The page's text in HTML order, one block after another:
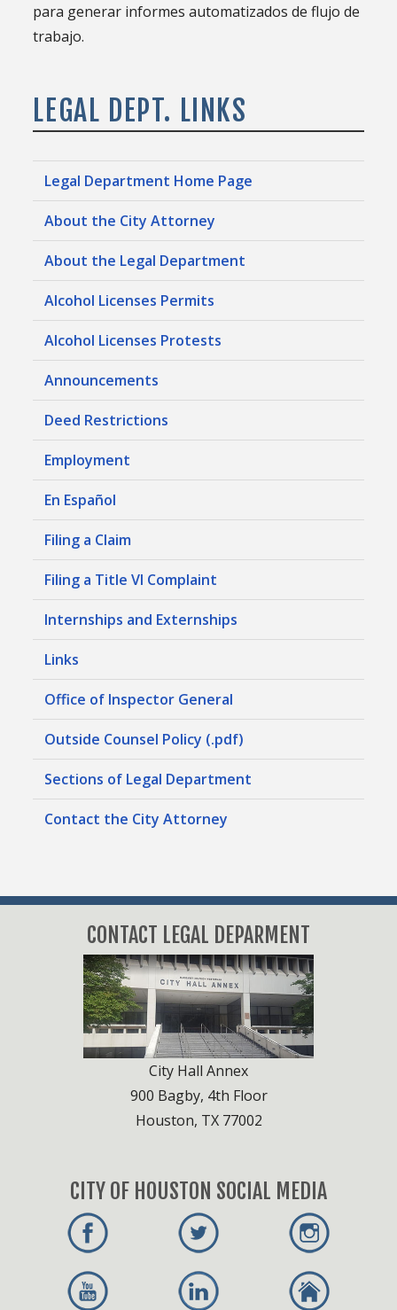
para generar informes automatizados de flujo de
trabajo.
LEGAL DEPT. LINKS
Legal Department Home Page
About the City Attorney
About the Legal Department
Alcohol Licenses Permits
Alcohol Licenses Protests
Announcements
Deed Restrictions
Employment
En Español
Filing a Claim
Filing a Title VI Complaint
Internships and Externships
Links
Office of Inspector General
Outside Counsel Policy (.pdf)
Sections of Legal Department
Contact the City Attorney
CONTACT LEGAL DEPARMENT
City Hall Annex
900 Bagby, 4th Floor
Houston, TX 77002
CITY OF HOUSTON SOCIAL MEDIA